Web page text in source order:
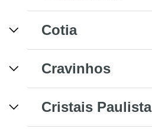
Cotia
Cravinhos
Cristais Paulista